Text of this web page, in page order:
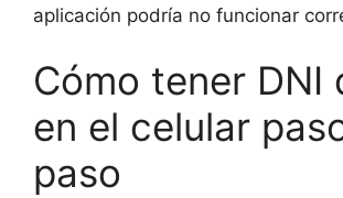
aplicación podría no funcionar
Cómo tener DNI
en el celular
paso